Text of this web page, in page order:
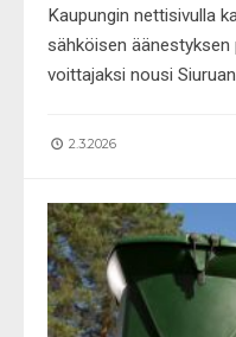
Kaupungin nettisivulla
sähköisen
voittajaksi nousi Siuruan
2.3.2026